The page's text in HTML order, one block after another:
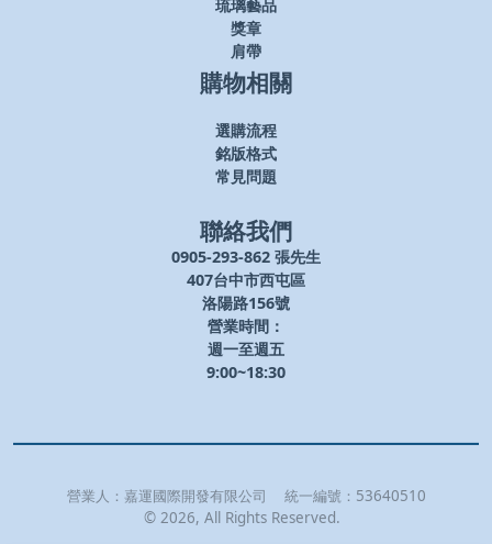
琉璃藝品
獎章
肩帶
購物相關
選購流程
銘版格式
常見問題
聯絡我們
0905-293-862 張先生
407台中市西屯區
洛陽路156號
營業時間：
週一至週五
9:00~18:30
營業人： 嘉運國際開發有限公司 統一編號： 53640510
© 2026, All Rights Reserved.